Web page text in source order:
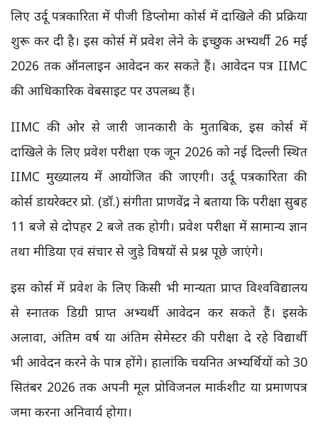
लिए उर्दू पत्रकारिता में पीजी डिप्लोमा कोर्स में दाखिले की प्रक्रिया
शुरू कर दी है। इस कोर्स में प्रवेश लेने के इच्छुक अभ्यर्थी 26 मई
2026 तक ऑनलाइन आवेदन कर सकते हैं। आवेदन पत्र IIMC
की आधिकारिक वेबसाइट पर उपलब्ध हैं।
IIMC की ओर से जारी जानकारी के मुताबिक, इस कोर्स में
दाखिले के लिए प्रवेश परीक्षा एक जून 2026 को नई दिल्ली स्थित
IIMC मुख्यालय में आयोजित की जाएगी। उर्दू पत्रकारिता की
कोर्स डायरेक्टर प्रो. (डॉ.) संगीता प्राणवेंद्र ने बताया कि परीक्षा सुबह
11 बजे से दोपहर 2 बजे तक होगी। प्रवेश परीक्षा में सामान्य ज्ञान
तथा मीडिया एवं संचार से जुड़े विषयों से प्रश्न पूछे जाएंगे।
इस कोर्स में प्रवेश के लिए किसी भी मान्यता प्राप्त विश्वविद्यालय
से स्नातक डिग्री प्राप्त अभ्यर्थी आवेदन कर सकते हैं। इसके
अलावा, अंतिम वर्ष या अंतिम सेमेस्टर की परीक्षा दे रहे विद्यार्थी
भी आवेदन करने के पात्र होंगे। हालांकि चयनित अभ्यर्थियों को 30
सितंबर 2026 तक अपनी मूल प्रोविजनल मार्कशीट या प्रमाणपत्र
जमा करना अनिवार्य होगा।